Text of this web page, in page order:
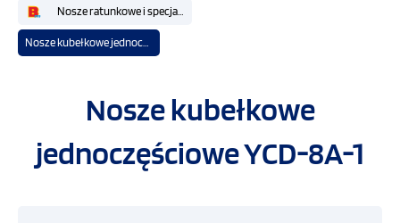
AKTUALNOŚCI
Nosze ratunkowe i specjalistyczne
Nosze kubełkowe jednoczęściowe YCD-8A-1
Nosze kubełkowe
jednoczęściowe YCD-8A-1